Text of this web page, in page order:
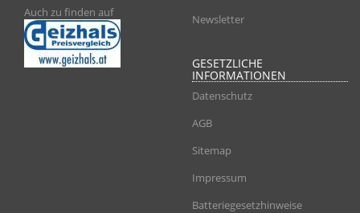
Auch zu finden auf
Newsletter
GESETZLICHE
INFORMATIONEN
Datenschutz
AGB
Sitemap
Impressum
Batteriegesetzhinweise